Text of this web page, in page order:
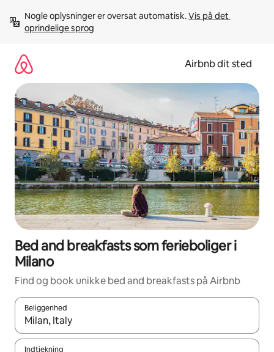
videre
Nogle oplysninger er oversat automatisk. Vis på det
oprindelige sprog
Airbnb dit sted
Bed and breakfasts som ferieboliger i
Milano
Find og book unikke bed and breakfasts på Airbnb
Beliggenhed
Når resultaterne er tilgængelige, skal du navigere med
Indtjekning